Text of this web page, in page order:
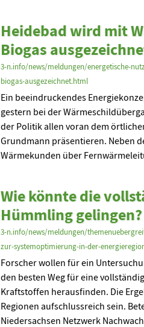
Heidebad wird mit
Biogas
3-n.info/news/meldungen/energetische-
biogas-ausgezeichnet.html
Ein beeindruckendes
gestern bei der
der Politik allen voran dem
Grundmann präsentieren. Neben
Wärmekunden über
Wie könnte die
Hümmling gelingen?
3-n.info/news/meldungen/
zur-systemoptimierung-in-der-
Forscher wollen für ein
den besten Weg für eine
Kraftstoffen herausfinden. Die
Regionen aufschlussreich sein.
Niedersachsen Netzwerk